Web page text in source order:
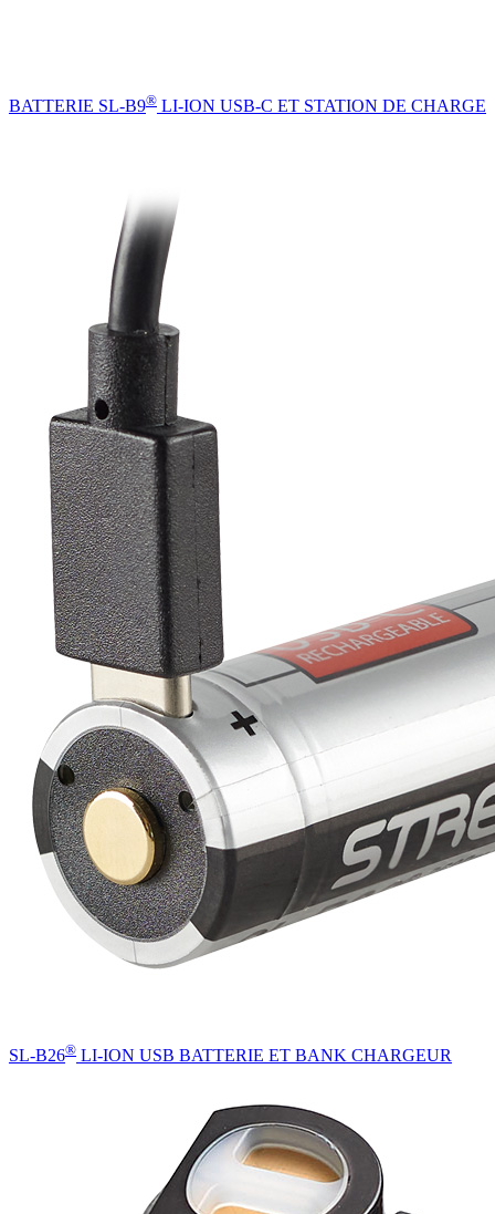
BATTERIE SL-B9® LI-ION USB-C ET STATION DE CHARGE
SL-B26® LI-ION USB BATTERIE ET BANK CHARGEUR